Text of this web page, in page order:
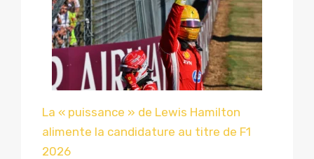
La « puissance » de Lewis Hamilton
alimente la candidature au titre de F1
2026